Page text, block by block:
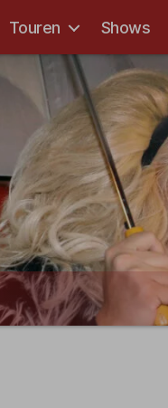
Touren Shows